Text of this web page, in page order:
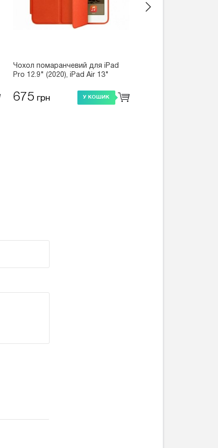
Чохол помаранчевий для iPad
Pro 12.9" (2020), iPad Air 13"
675 грн У КОШИК